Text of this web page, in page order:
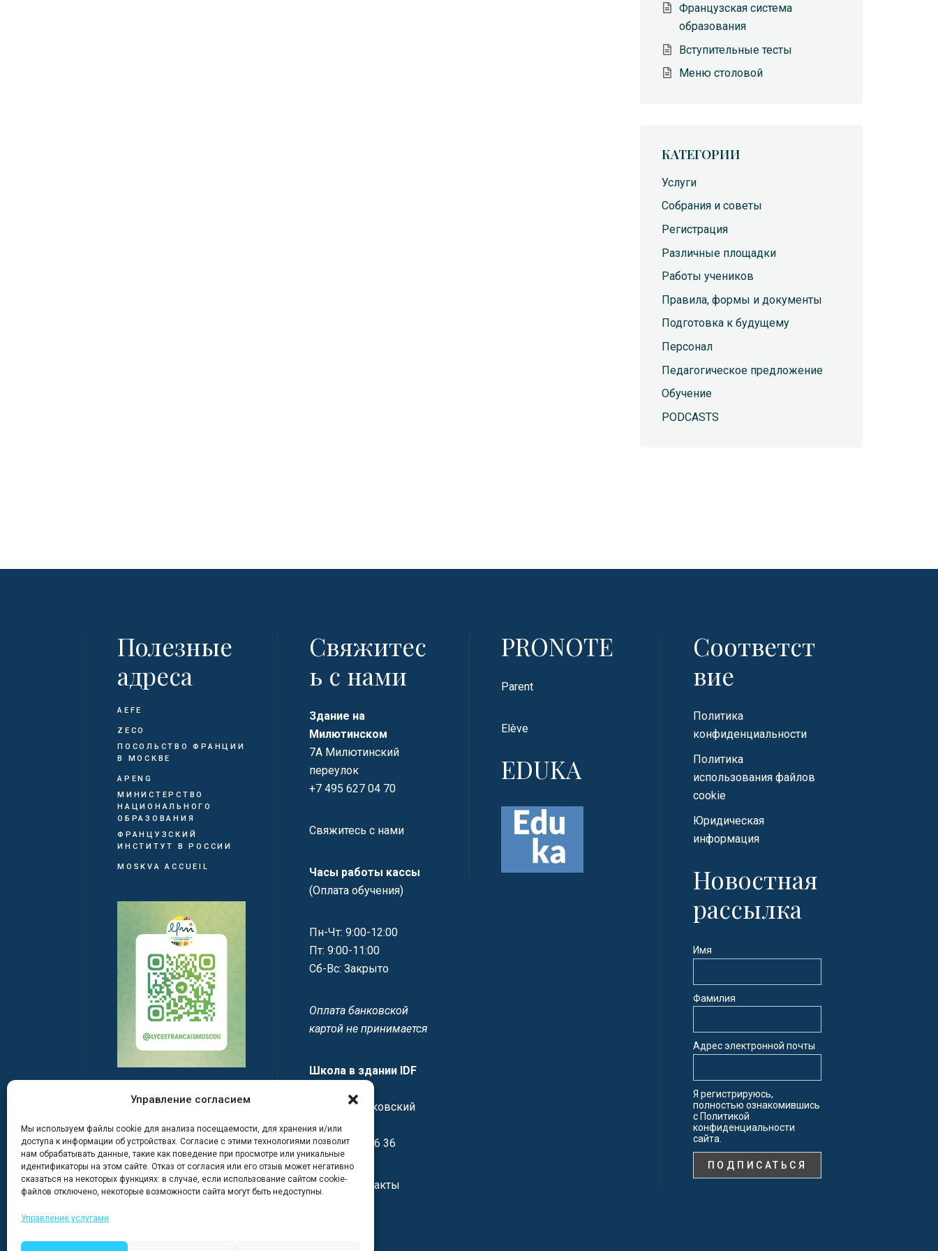
Управление согласием
Мы используем файлы cookie для анализа посещаемости, для хранения и/или
доступа к информации об устройствах. Согласие с этими технологиями позволит
нам обрабатывать данные, такие как поведение при просмотре или уникальные
идентификаторы на этом сайте. Отказ от согласия или его отзыв может негативно
сказаться на некоторых функциях: в случае, если использование сайтом cookie-
файлов отключено, некоторые возможности сайта могут быть недоступны.
Управление услугами
Французская система
образования
Вступительные тесты
Меню столовой
КАТЕГОРИИ
Услуги
Собрания и советы
Регистрация
Различные площадки
Работы учеников
Правила, формы и документы
Подготовка к будущему
Персонал
Педагогическое предложение
Обучение
PODCASTS
Полезные
адреса
AEFE
ZECO
ПОСОЛЬСТВО ФРАНЦИИ
В МОСКВЕ
APENG
МИНИСТЕРСТВО
НАЦИОНАЛЬНОГО
ОБРАЗОВАНИЯ
ФРАНЦУЗСКИЙ
ИНСТИТУТ В РОССИИ
MOSKVA ACCUEIL
Свяжитес
ь с нами
Здание на
Милютинском
7А Милютинский
переулок
+7 495 627 04 70
Свяжитесь с нами
Часы работы кассы
(Оплата обучения)
Пн-Чт: 9:00-12:00
Пт: 9:00-11:00
Сб-Вс: Закрыто
Оплата банковской
картой не принимается
Школа в здании IDF
Спасоналивковский
переулок
+7 499 237 46 36
Другие контакты
PRONOTE
Parent
Elève
EDUKA
Соответст
вие
Политика
конфиденциальности
Политика
использования файлов
cookie
Юридическая
информация
Новостная
рассылка
Имя
Фамилия
Адрес электронной почты
Я регистрируюсь,
полностью ознакомившись
с Политикой
конфиденциальности
сайта.